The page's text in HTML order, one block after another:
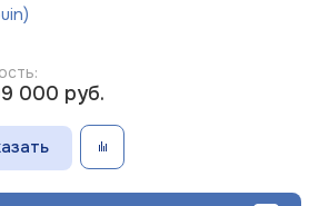
000 руб.